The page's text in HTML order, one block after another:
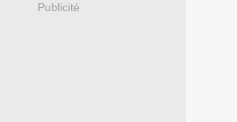
Publicité